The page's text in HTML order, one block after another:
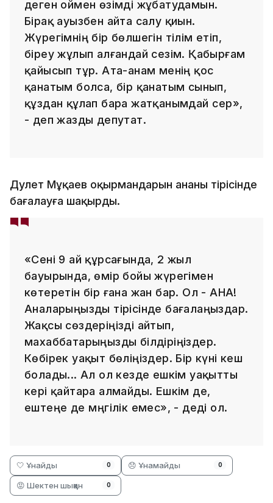
деген оймен өзімді жұбатудамын.
Бірақ ауызбен айта салу қиын.
Жүрегімнің бір бөлшегін тілім етіп,
біреу жұлып алғандай сезім. Қабырғам
қайысып тұр. Ата-анам менің қос
қанатым болса, бір қанатым сынып,
құздан құлап бара жатқанымдай әсер»,
- деп жазды депутат.
Дәулет Мұқаев оқырмандарын ананы тірісінде
бағалауға шақырды.
«Сені 9 ай құрсағында, 2 жыл
бауырында, өмір бойы жүрегімен
көтеретін бір ғана жан бар. Ол - АНА!
Аналарыңызды тірісінде бағалаңыздар.
Жақсы сөздеріңізді айтып,
махаббатарыңызды білдіріңіздер.
Көбірек уақыт бөліңіздер. Бір күні кеш
болады... Ал ол кезде ешкім уақытты
кері қайтара алмайды. Ешкім де,
ештеңе де мәңгілік емес», - деді ол.
🤍 Ұнайды 0 😞 Ұнамайды 0
😡 Шектен шыққан 0